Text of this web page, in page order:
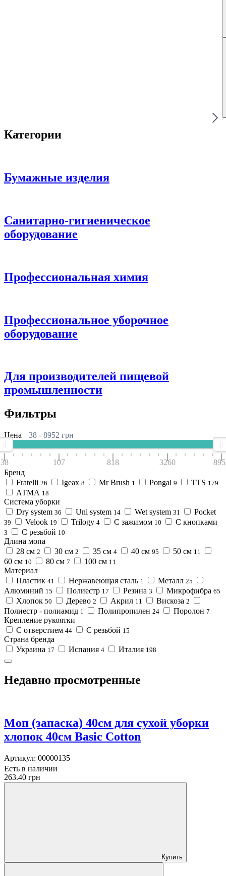
Категории
Бумажные изделия
Санитарно-гигиеническое
оборудование
Профессиональная химия
Профессиональное уборочное
оборудование
Для производителей пищевой
промышленности
Фильтры
Цена 38 - 8952 грн
38 107 818 3260
Бренд
Fratelli 26 Igeax 8 Mr Brush 1 Pongal 9 TTS 179
АТМА 18
Система уборки
Dry system 36 Uni system 14 Wet system 31 Pocket
39 Velook 19 Trilogy 4 С зажимом 10 С кнопками
3 С резьбой 10
Длина мопа
28 см 2 30 см 2 35 см 4 40 см 95 50 см 11
60 см 10 80 см 7 100 см 11
Материал
Пластик 41 Нержавеющая сталь 1 Металл 25
Алюминий 15 Полиестр 17 Резина 3 Микрофибра 65
Хлопок 50 Дерево 2 Акрил 11 Вискоза 2
Полиестр - полиамид 1 Полипропилен 24 Поролон 7
Крепление рукоятки
С отверстием 44 С резьбой 15
Страна бренда
Украина 17 Испания 4 Италия 198
Недавно просмотренные
Моп (запаска) 40см для сухой уборки
хлопок 40см Basic Cotton
Артикул: 00000135
Есть в наличии
263.40 грн
Купить